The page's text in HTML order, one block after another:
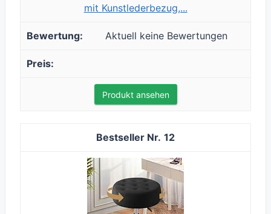
mit Kunstlederbezug,...
Aktuell keine Bewertungen
Produkt ansehen
12